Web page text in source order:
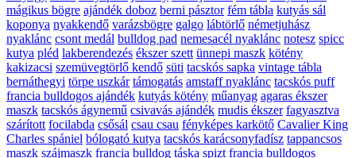
mágikus bögre ajándék doboz berni pásztor fém tábla kutyás sál
koponya nyakkendő varázsbögre galgo lábtörlő németjuhász
nyaklánc csont medál bulldog pad nemesacél nyaklánc notesz spicc
kutya pléd lakberendezés ékszer szett ünnepi maszk kötény
kakizacsi szemüvegtörlő kendő süti tacskós sapka vintage tábla
bernáthegyi törpe uszkár támogatás amstaff nyaklánc tacskós puff
francia bulldogos ajándék kutyás kötény műanyag agaras ékszer
maszk tacskós ágynemű csivavás ajándék mudis ékszer fagyasztva
szárított focilabda csősál csau csau fényképes karkötő Cavalier King
Charles spániel bólogató kutya tacskós karácsonyfadísz tappancsos
maszk szájmaszk francia bulldog táska spizt francia bulldogos